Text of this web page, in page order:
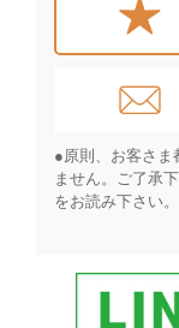
●原則、お客さま
ません。ご了承
をお読み下さい。​